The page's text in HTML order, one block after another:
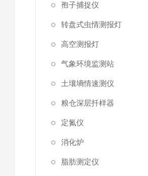
孢子捕捉仪
转盘式虫情测报灯
高空测报灯
气象环境监测站
土壤墒情速测仪
粮仓深层扦样器
定氮仪
消化炉
脂肪测定仪